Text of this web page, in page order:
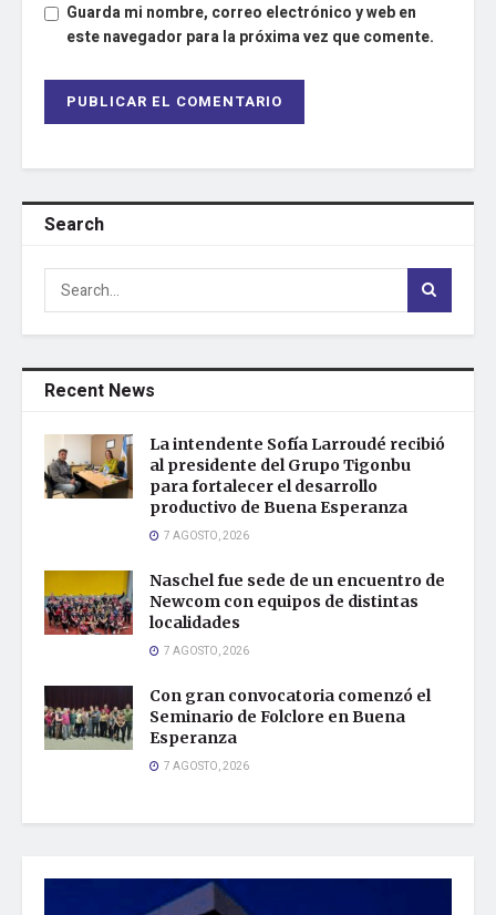
Guarda mi nombre, correo electrónico y web en
este navegador para la próxima vez que comente.
Search
Recent News
La intendente Sofía Larroudé recibió
al presidente del Grupo Tigonbu
para fortalecer el desarrollo
productivo de Buena Esperanza
7 AGOSTO, 2026
Naschel fue sede de un encuentro de
Newcom con equipos de distintas
localidades
7 AGOSTO, 2026
Con gran convocatoria comenzó el
Seminario de Folclore en Buena
Esperanza
7 AGOSTO, 2026